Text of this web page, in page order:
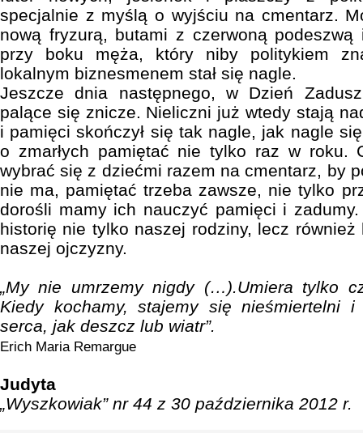
specjalnie z myślą o wyjściu na cmentarz.
nową fryzurą, butami z czerwoną
przy boku męża, który niby politykiem
lokalnym biznesmenem stał się nagle.
Jeszcze dnia następnego, w Dzień
palące się znicze. Nieliczni już wtedy stają
i pamięci skończył się tak nagle, jak nagle
o zmarłych pamiętać nie tylko raz w roku.
wybrać się z dziećmi razem na cmentarz, by
nie ma, pamiętać trzeba zawsze, nie tylko
dorośli mamy ich nauczyć pamięci i
historię nie tylko naszej rodziny, lecz
naszej ojczyzny.
„My nie umrzemy nigdy (…).Umiera tylko
Kiedy kochamy, stajemy się nieśmiertelni
serca, jak deszcz lub wiatr”.
Erich Maria Remargue
Judyta
„Wyszkowiak” nr 44 z 30 października 2012 r.